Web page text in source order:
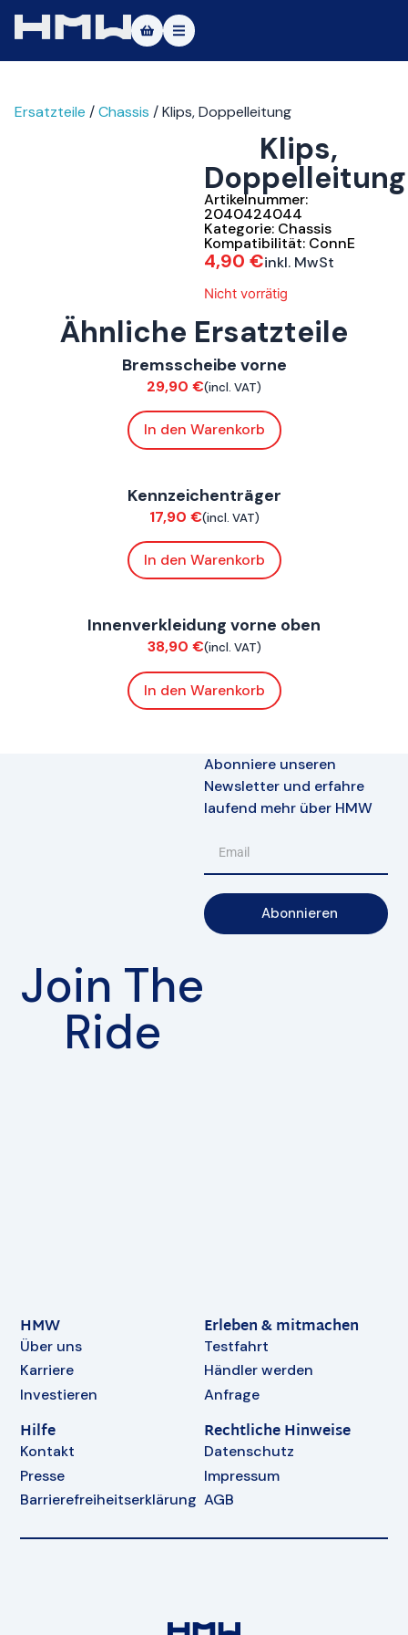
Über uns
Fahrzeuge
Testfahrt
Service
Kontakt
|DE|EN
Ersatzteile /Chassis / Klips, Doppelleitung
Klips,
Doppelleitung
Artikelnummer:
2040424044
Kategorie: Chassis
Kompatibilität: ConnE
4,90 €inkl. MwSt
Nicht vorrätig
Ähnliche Ersatzteile
ConnE
Bremsscheibe vorne
29,90 €(incl. VAT)
In den Warenkorb
Kennzeichenträger
17,90 €(incl. VAT)
In den Warenkorb
VerkleidungInnenverkleidung vorne oben
38,90 €(incl. VAT)
In den Warenkorb
Join The
Ride
Abonniere unseren
Newsletter und erfahre
laufend mehr über HMW
Abonnieren
HMW
Über uns
Karriere
Investieren
Erleben & mitmachen
Testfahrt
Händler werden
Anfrage
Hilfe
Kontakt
Presse
Barrierefreiheitserklärung
Rechtliche Hinweise
Datenschutz
Impressum
AGB